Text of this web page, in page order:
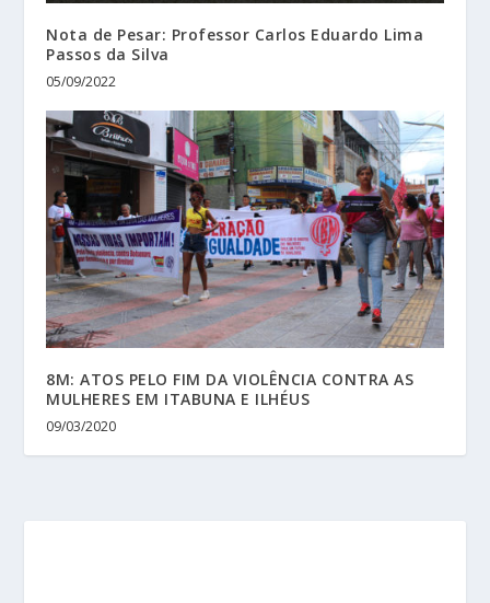
Nota de Pesar: Professor Carlos Eduardo Lima
Passos da Silva
05/09/2022
8M: ATOS PELO FIM DA VIOLÊNCIA CONTRA AS
MULHERES EM ITABUNA E ILHÉUS
09/03/2020